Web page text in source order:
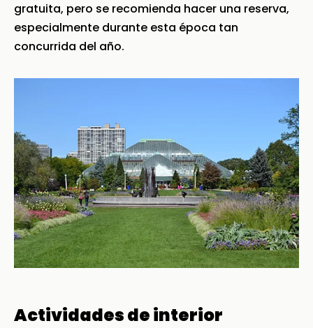
gratuita, pero se recomienda hacer una reserva,
especialmente durante esta época tan
concurrida del año.
Actividades de interior